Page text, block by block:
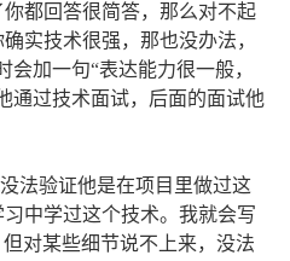
都回答很简答，那么对不起
实技术很强，那也没办法，
加一句“表达能力很一般，
通过技术面试，后面的面试他
法验证他是在项目里做过这
中学过这个技术。我就会写
对某些细节说不上来，没法